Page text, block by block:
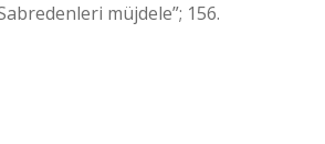
müjdele”; 156.